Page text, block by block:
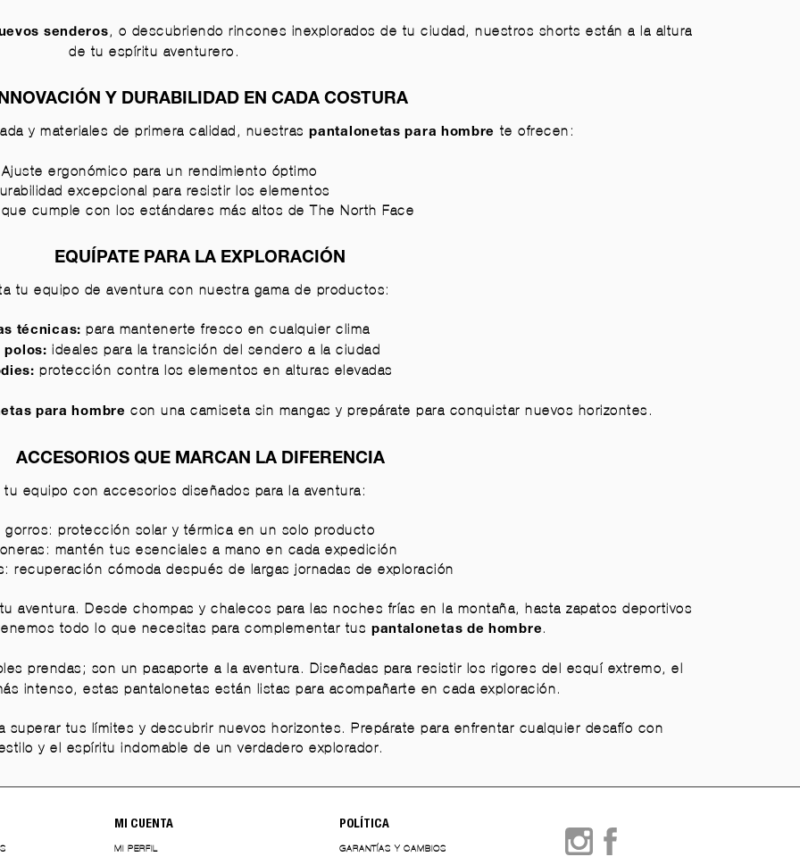
senderos , o descubriendo rincones inexplorados de tu ciudad, nuestros shorts están a la altura
de tu espíritu aventurero.
Y DURABILIDAD EN CADA COSTURA
y materiales de primera calidad, nuestraspantalonetas para hombre te ofrecen:
ergonómico para un rendimiento óptimo
excepcional para resistir los elementos
cumple con los estándares más altos de The North Face
EQUÍPATE PARA LA EXPLORACIÓN
tu equipo de aventura con nuestra gama de productos:
técnicas: para mantenerte fresco en cualquier clima
polos: ideales para la transición del sendero a la ciudad
: protección contra los elementos en alturas elevadas
para hombre con unacamiseta sin mangas y prepárate para conquistar nuevos horizontes.
ACCESORIOS QUE MARCAN LA DIFERENCIA
tu equipo con accesorios diseñados para la aventura:
gorros: protección solar y térmica en un solo producto
: mantén tus esenciales a mano en cada expedición
: recuperación cómoda después de largas jornadas de exploración
aventura. Desdechompas y chalecos para las noches frías en la montaña, hastazapatos deportivos
todo lo que necesitas para complementar tus pantalonetas de hombre .
prendas; son un pasaporte a la aventura. Diseñadas para resistir los rigores del esquí extremo, el
intenso, estas pantalonetas están listas para acompañarte en cada exploración.
tus límites y descubrir nuevos horizontes. Prepárate para enfrentar cualquier desafío con
y el espíritu indomable de un verdadero explorador.
MI CUENTA
MI PERFIL
POLÍTICA
GARANTÍAS Y CAMBIOS